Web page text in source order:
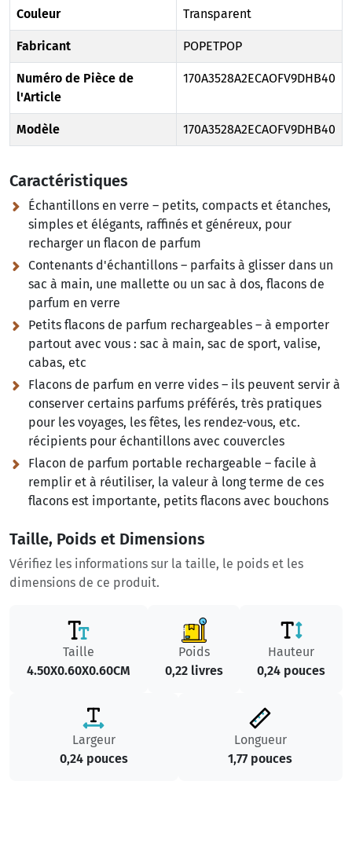
Couleur Transparent
Fabricant POPETPOP
Numéro de Pièce de
l'Article
170A3528A2ECAOFV9DHB40
Modèle 170A3528A2ECAOFV9DHB40
Caractéristiques
Échantillons en verre – petits, compacts et étanches,
simples et élégants, raffinés et généreux, pour
recharger un flacon de parfum
Contenants d'échantillons – parfaits à glisser dans un
sac à main, une mallette ou un sac à dos, flacons de
parfum en verre
Petits flacons de parfum rechargeables – à emporter
partout avec vous : sac à main, sac de sport, valise,
cabas, etc
Flacons de parfum en verre vides – ils peuvent servir à
conserver certains parfums préférés, très pratiques
pour les voyages, les fêtes, les rendez-vous, etc.
récipients pour échantillons avec couvercles
Flacon de parfum portable rechargeable – facile à
remplir et à réutiliser, la valeur à long terme de ces
flacons est importante, petits flacons avec bouchons
Taille, Poids et Dimensions
Vérifiez les informations sur la taille, le poids et les
dimensions de ce produit.
Taille
4.50X0.60X0.60CM
Poids
0,22 livres
Hauteur
0,24 pouces
Largeur
0,24 pouces
Longueur
1,77 pouces